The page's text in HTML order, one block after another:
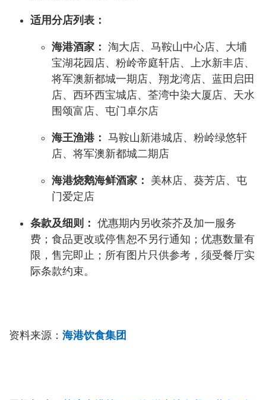
适用分店列表：
海港酒家： 淘大店、马鞍山中心店、大埔
宝湖花园店、粉岭帝庭轩店、上水新丰店、
将军澳新都城一期店、翔龙湾店、蓝田启田
店、西环西宝城店、荃湾中染大厦店、天水
围颂富店、屯门卓尔店
海王渔港： 马鞍山新港城店、粉岭绿悠轩
店、将军澳新都城二期店
海港烧鹅海鲜酒家：
美林店、葵芳店、屯
门爱定店
条款及细则： 优惠期内另收茶芥及加一服务
费；食品更改或停售恕不另行通知；优惠数量有
限，售完即止；所有图片只供参考，须受餐厅实
际条款约束。
资料来源： 海港饮食集团